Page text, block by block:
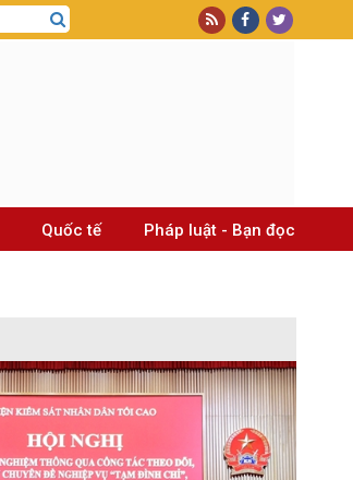
Quốc tế Pháp luật - Bạn đọc